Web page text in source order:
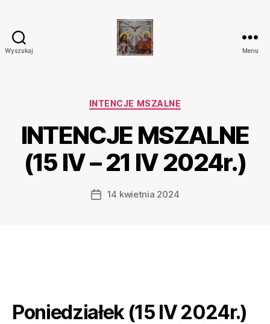
Wyszukaj
Trójcy
w
Ostrówku
Menu
Kategorie
INTENCJE MSZALNE
INTENCJE MSZALNE
(15 IV – 21 IV 2024r.)
Data14 kwietnia 2024
Poniedziałek (15 IV 2024r.)